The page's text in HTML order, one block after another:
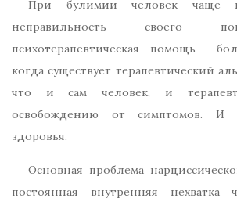
При булимии человек чаще
неправильность своего
психотерапевтическая помощь
когда существует терапевтический
что и сам человек, и
освобождению от симптомов. И
здоровья.
Основная проблема
постоянная внутренняя нехватка